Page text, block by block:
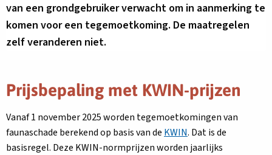
van een grondgebruiker verwacht om in aanmerking te
komen voor een tegemoetkoming. De maatregelen
zelf veranderen niet.
Prijsbepaling met KWIN-prijzen
Vanaf 1 november 2025 worden tegemoetkomingen van
faunaschade berekend op basis van de KWIN. Dat is de
basisregel. Deze KWIN-normprijzen worden jaarlijks